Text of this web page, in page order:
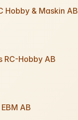
Hobby & Maskin AB
RC-Hobby AB
AB